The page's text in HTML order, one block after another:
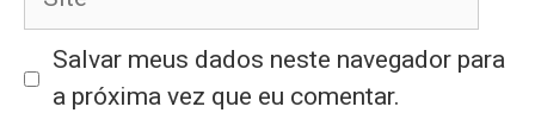
Salvar meus dados neste navegador para
a próxima vez que eu comentar.